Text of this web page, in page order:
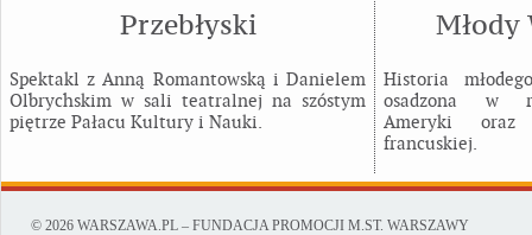
Przebłyski
Spektakl z Anną Romantowską i Danielem
Olbrychskim w sali teatralnej na szóstym
piętrze Pałacu Kultury i Nauki.
Młody
Historia
osadzona w
Ameryki oraz
francuskiej.
© 2026 WARSZAWA.PL – FUNDACJA PROMOCJI M.ST. WARSZAWY